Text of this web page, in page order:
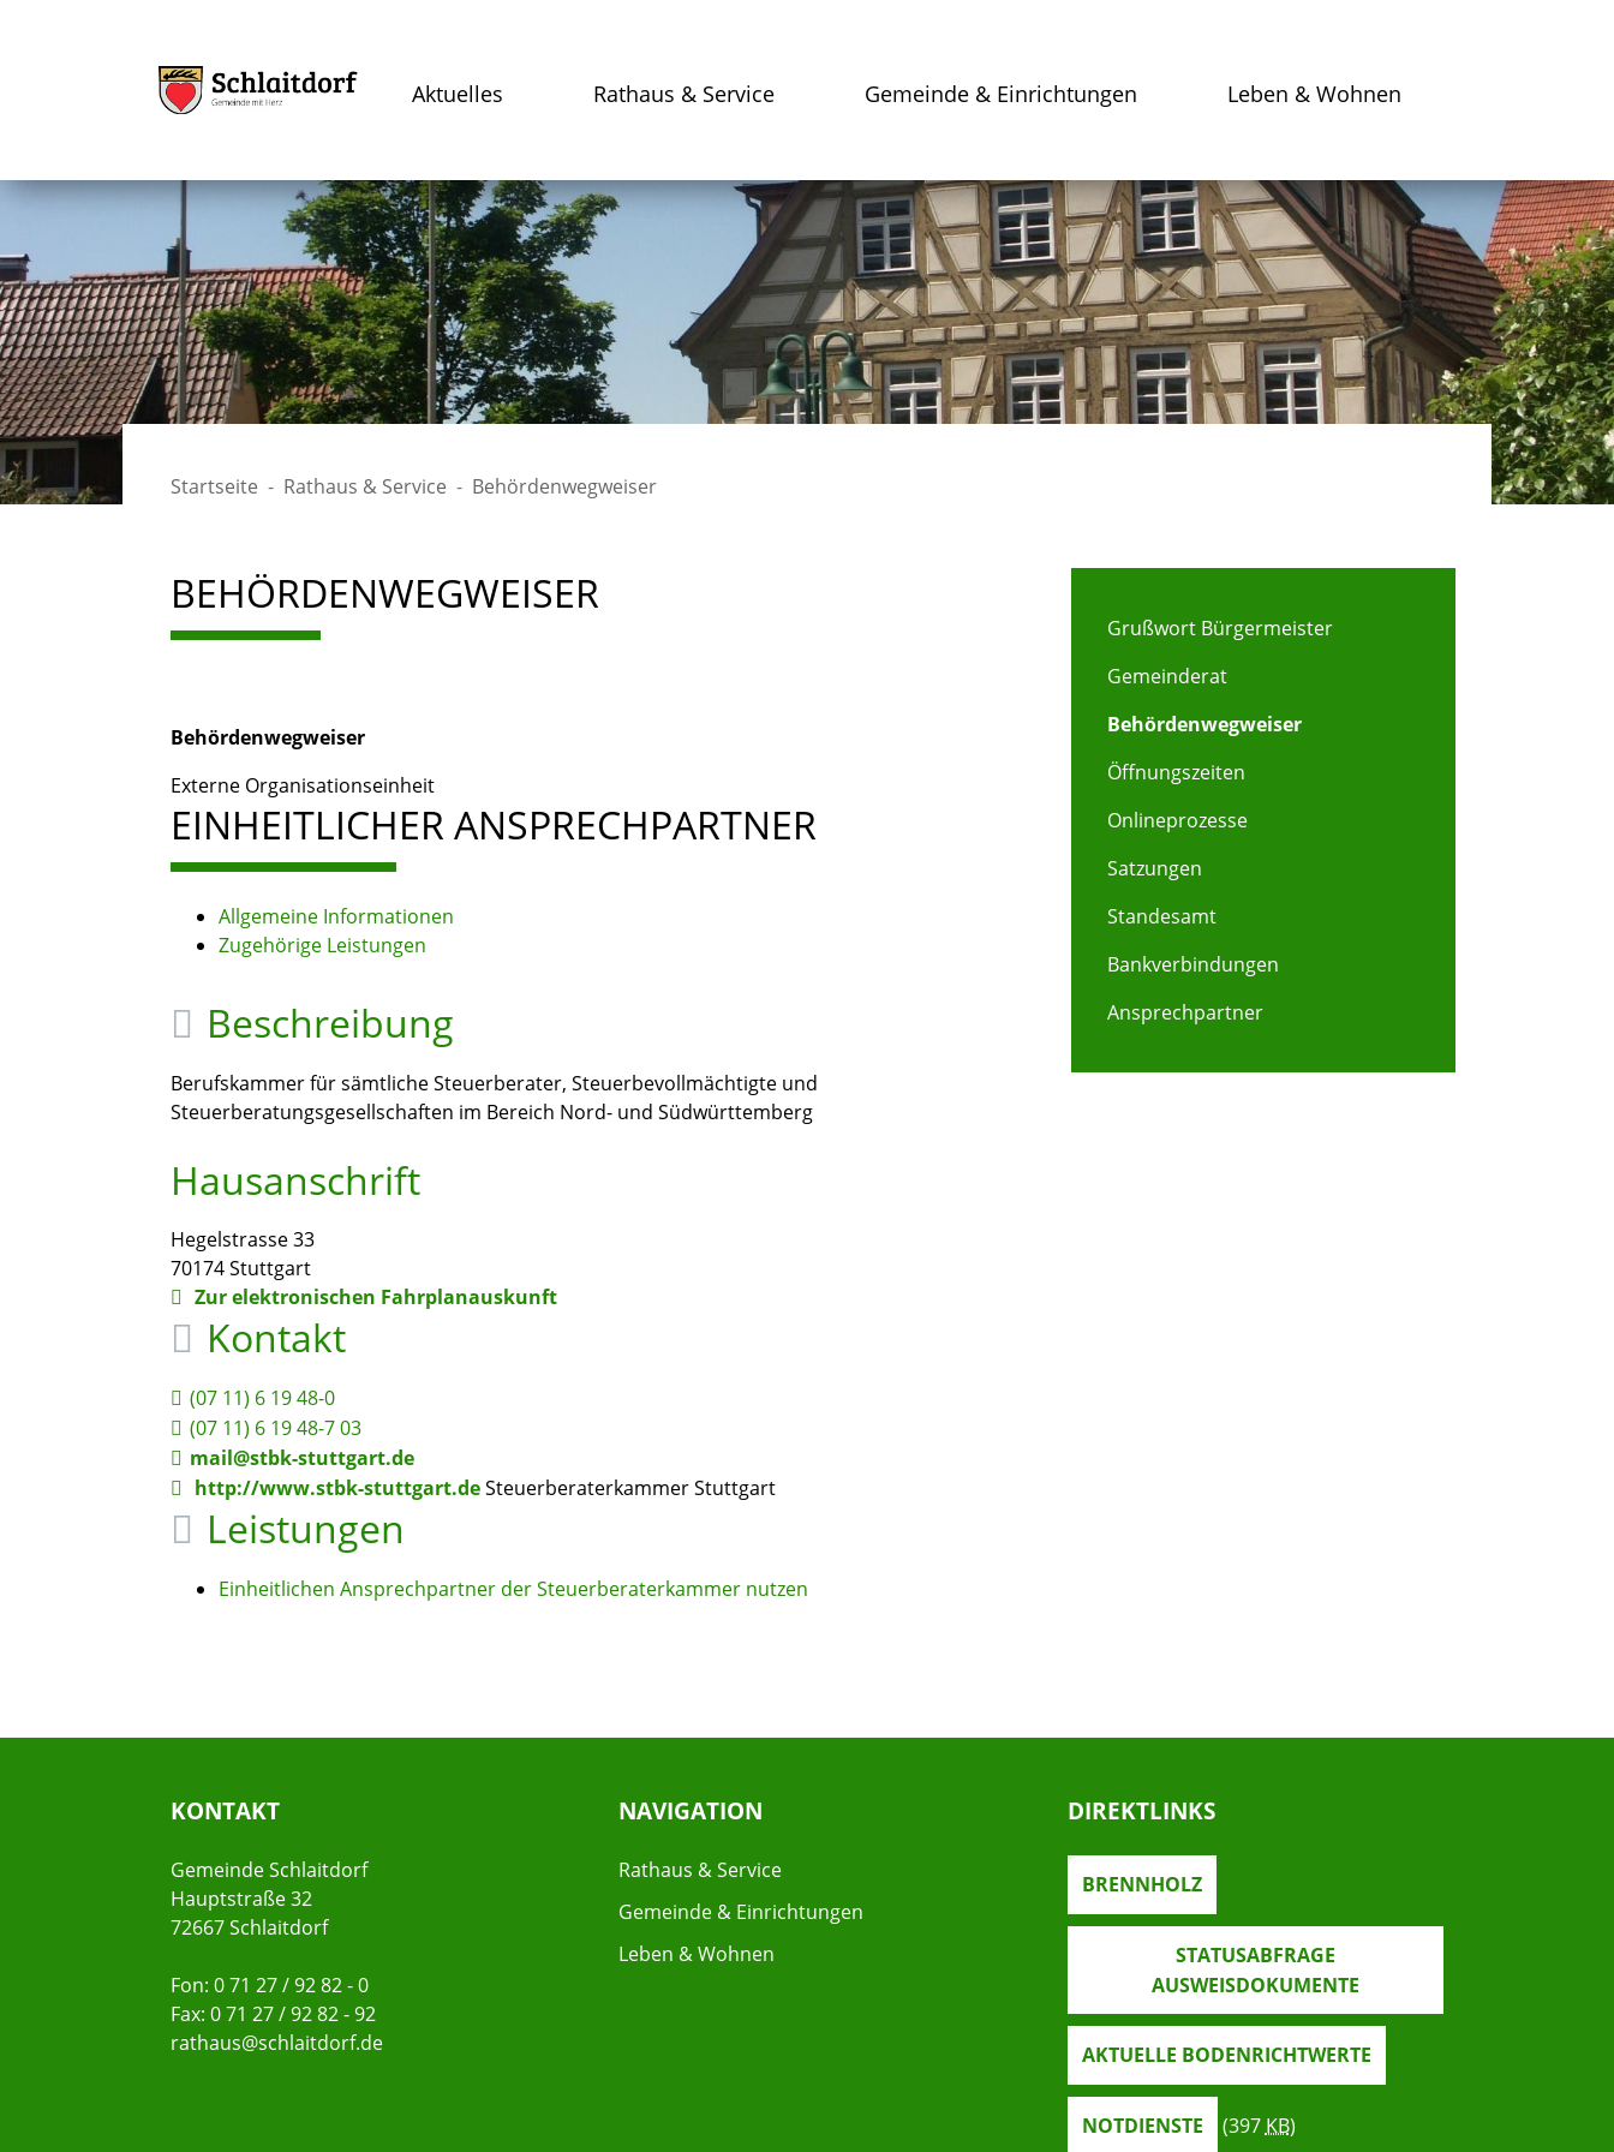
Aktuelles Rathaus & Service Gemeinde & Einrichtungen Leben & Wohnen
Startseite Rathaus & Service Behördenwegweiser
BEHÖRDENWEGWEISER
Behördenwegweiser
Externe Organisationseinheit
EINHEITLICHER ANSPRECHPARTNER
Allgemeine Informationen
Zugehörige Leistungen
Beschreibung
Berufskammer für sämtliche Steuerberater, Steuerbevollmächtigte und
Steuerberatungsgesellschaften im Bereich Nord- und Südwürttemberg
Hausanschrift
Hegelstrasse 33
70174Stuttgart
Zur elektronischen Fahrplanauskunft
Kontakt
(07 11) 6 19 48-0
(07 11) 6 19 48-7 03
mail@stbk-stuttgart.de
http://www.stbk-stuttgart.deSteuerberaterkammer Stuttgart
Leistungen
Einheitlichen Ansprechpartner der Steuerberaterkammer nutzen
Grußwort Bürgermeister
Gemeinderat
Behördenwegweiser
Öffnungszeiten
Onlineprozesse
Satzungen
Standesamt
Bankverbindungen
Ansprechpartner
KONTAKT
Gemeinde Schlaitdorf
Hauptstraße 32
72667 Schlaitdorf
Fon: 0 71 27 / 92 82 - 0
Fax: 0 71 27 / 92 82 - 92
rathaus@schlaitdorf.de
NAVIGATION
Rathaus & Service
Gemeinde & Einrichtungen
Leben & Wohnen
DIREKTLINKS
BRENNHOLZ
STATUSABFRAGE
AUSWEISDOKUMENTE
AKTUELLE BODENRICHTWERTE
NOTDIENSTE (397 KB)